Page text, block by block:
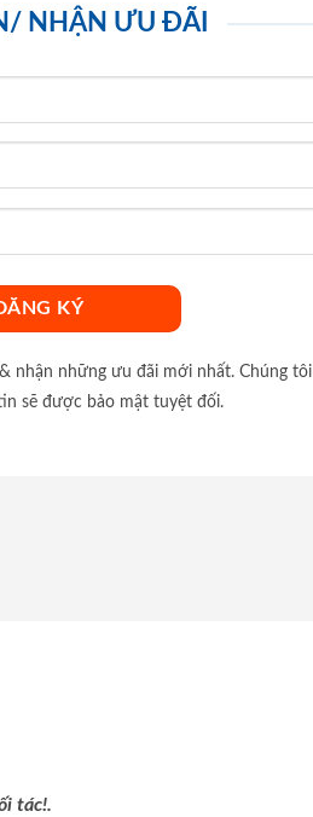
NHẬN ƯU ĐÃI
nhận những ưu đãi mới nhất. Chúng tôi
sẽ được bảo mật tuyệt đối.
tác!.